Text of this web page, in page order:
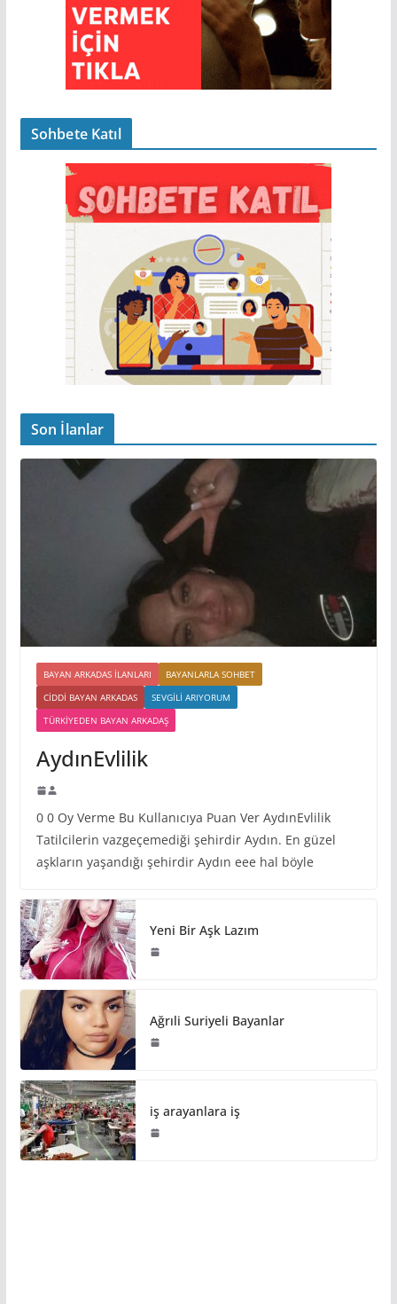
Sohbete Katıl
Son İlanlar
BAYAN ARKADAS ILANLARI
BAYANLARLA SOHBET
CIDDI BAYAN ARKADAS
SEVGILI ARIYORUM
TÜRKIYEDEN BAYAN ARKADAŞ
AydınEvlilik
0 0 Oy Verme Bu Kullanıcıya Puan Ver AydınEvlilik
Tatilcilerin vazgeçemediği şehirdir Aydın. En güzel
aşkların yaşandığı şehirdir Aydın eee hal böyle
Yeni Bir Aşk Lazım
Ağrıli Suriyeli Bayanlar
iş arayanlara iş